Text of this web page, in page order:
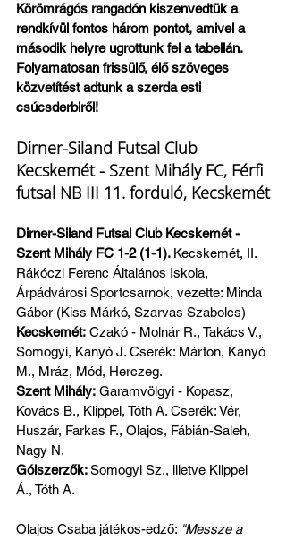
Körömrágós rangadón kiszenvedtük a
rendkívül fontos három pontot, amivel a
második helyre ugrottunk fel a tabellán.
Folyamatosan frissülő, élő szöveges
közvetítést adtunk a szerda esti
csúcsderbiről!
Dirner-Siland Futsal Club
Kecskemét - Szent Mihály FC, Férfi
futsal NB III 11. forduló, Kecskemét
Dirner-Siland Futsal Club Kecskemét -
Szent Mihály FC 1-2 (1-1). Kecskemét, II.
Rákóczi Ferenc Általános Iskola,
Árpádvárosi Sportcsarnok, vezette: Minda
Gábor (Kiss Márkó, Szarvas Szabolcs)
Kecskemét: Czakó - Molnár R., Takács V.,
Somogyi, Kanyó J. Cserék: Márton, Kanyó
M., Mráz, Mód, Herczeg.
Szent Mihály: Garamvölgyi - Kopasz,
Kovács B., Klippel, Tóth A. Cserék: Vér,
Huszár, Farkas F., Olajos, Fábián-Saleh,
Nagy N.
Gólszerzők: Somogyi Sz., illetve Klippel
Á., Tóth A.
Olajos Csaba játékos-edző: "Messze a